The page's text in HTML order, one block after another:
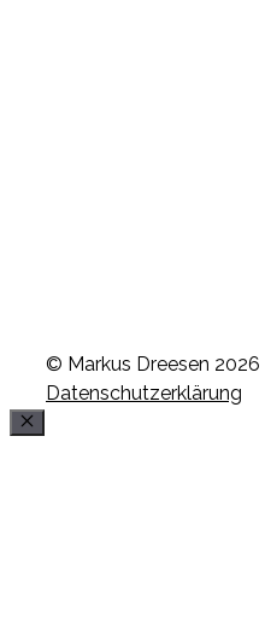
© Markus Dreesen 2026 |
Datenschutzerklärung
Schließen